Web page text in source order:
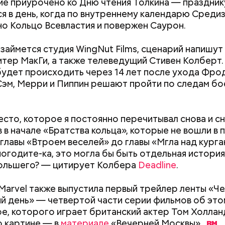
в день, когда по внутреннему календарю
Кольцо Всевластия и повержен Саурон.
студия WingNut Films, сценарий
МакГи, а также телеведущий Стивен
происходить через 14 лет после ухода
Мерри и Пиппин решают пройти по следам
которое я постоянно перечитывал снова и
в начале «Братства кольца», которые не вошли в
«Втроем веселей» до главы «Мгла над
ка, это могла бы быть отдельная
— цитирует Колбера Deadline.
также выпустила первый трейлер ленты
день» — четвертой части серии фильмов об
которого играет британский актер Том
Как поменять батареи дома и
не получить штраф
Как получить до
рублей от
трудной